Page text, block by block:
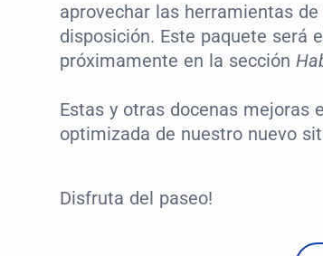
aprovechar las herramientas
disposición. Este paquete será
próximamente en la sección
Estas y otras docenas mejoras
optimizada de nuestro nuevo
Disfruta del paseo!